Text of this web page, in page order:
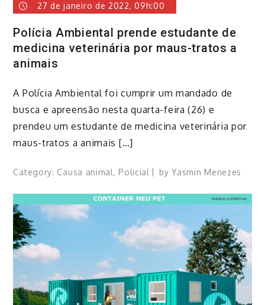
27 de janeiro de 2022, 09h:00
Polícia Ambiental prende estudante de
medicina veterinária por maus-tratos a
animais
A Polícia Ambiental foi cumprir um mandado de
busca e apreensão nesta quarta-feira (26) e
prendeu um estudante de medicina veterinária por
maus-tratos a animais […]
Category: Causa animal, Policial byYasmin Menezes